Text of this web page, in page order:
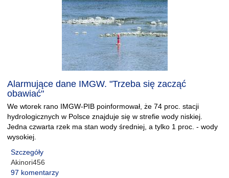
Alarmujące dane IMGW. "Trzeba się zacząć
obawiać"
We wtorek rano IMGW-PIB poinformował, że 74 proc. stacji
hydrologicznych w Polsce znajduje się w strefie wody niskiej.
Jedna czwarta rzek ma stan wody średniej, a tylko 1 proc. - wody
wysokiej.
Szczegóły
Akinori456
97 komentarzy